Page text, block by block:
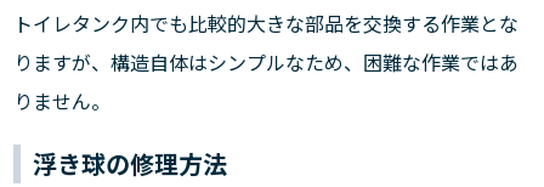
トイレタンク内でも比較的大きな部品を交換する作業とな
りますが、構造自体はシンプルなため、困難な作業ではあ
りません。
浮き球の修理方法